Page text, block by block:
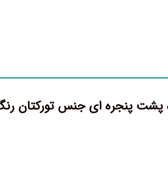
پشت پنجره ای جنس تورکتان